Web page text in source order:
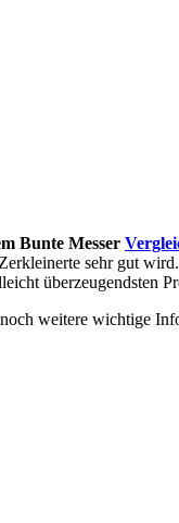
Bunte Messer
sehr gut
überzeugendsten
weitere wichtige